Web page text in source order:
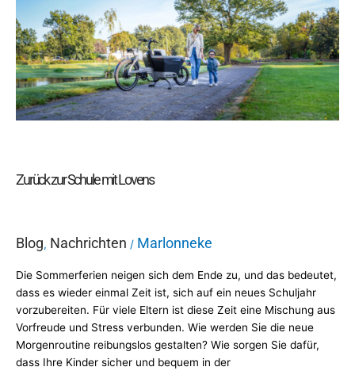
Zurück zur Schule mit Lovens
Blog, Nachrichten / Marlonneke
Die Sommerferien neigen sich dem Ende zu, und das bedeutet,
dass es wieder einmal Zeit ist, sich auf ein neues Schuljahr
vorzubereiten. Für viele Eltern ist diese Zeit eine Mischung aus
Vorfreude und Stress verbunden. Wie werden Sie die neue
Morgenroutine reibungslos gestalten? Wie sorgen Sie dafür,
dass Ihre Kinder sicher und bequem in der
Schule
mit
Lovens